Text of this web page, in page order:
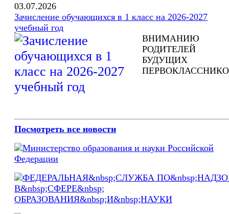
03.07.2026
Зачисление обучающихся в 1 класс на 2026-2027
учебный год
ВНИМАНИЮ
РОДИТЕЛЕЙ
БУДУЩИХ
Посмотреть все новости